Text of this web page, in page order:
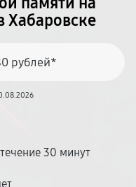
Хабаровске
рублей*
30 минут